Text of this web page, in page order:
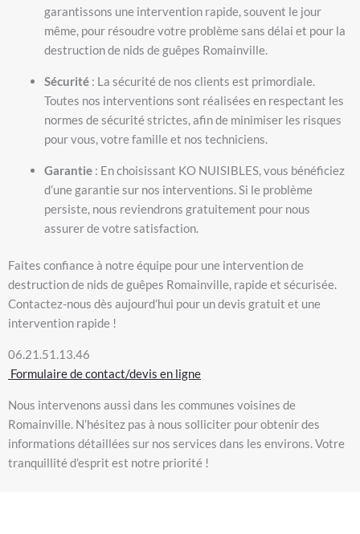
garantissons une intervention rapide, souvent le jour
même, pour résoudre votre problème sans délai et pour la
destruction de nids de guêpes Romainville.
Sécurité : La sécurité de nos clients est primordiale.
Toutes nos interventions sont réalisées en respectant les
normes de sécurité strictes, afin de minimiser les risques
pour vous, votre famille et nos techniciens.
Garantie : En choisissant KO NUISIBLES, vous bénéficiez
d’une garantie sur nos interventions. Si le problème
persiste, nous reviendrons gratuitement pour nous
assurer de votre satisfaction.
Faites confiance à notre équipe pour une intervention de
destruction de nids de guêpes Romainville, rapide et sécurisée.
Contactez-nous dès aujourd’hui pour un devis gratuit et une
intervention rapide !
06.21.51.13.46
Formulaire de contact/devis en ligne
Nous intervenons aussi dans les communes voisines de
Romainville. N’hésitez pas à nous solliciter pour obtenir des
informations détaillées sur nos services dans les environs. Votre
tranquillité d’esprit est notre priorité !